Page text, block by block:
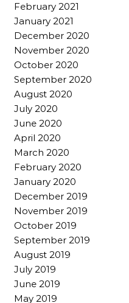
February 2021
January 2021
December 2020
November 2020
October 2020
September 2020
August 2020
July 2020
June 2020
April 2020
March 2020
February 2020
January 2020
December 2019
November 2019
October 2019
September 2019
August 2019
July 2019
June 2019
May 2019